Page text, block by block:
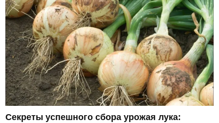
Секреты успешного сбора урожая лука: